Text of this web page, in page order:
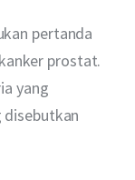
pertanda
prostat.
yang